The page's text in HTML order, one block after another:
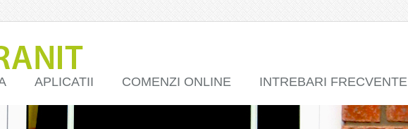
APLICATII COMENZI ONLINE INTREBARI FRECVENTE